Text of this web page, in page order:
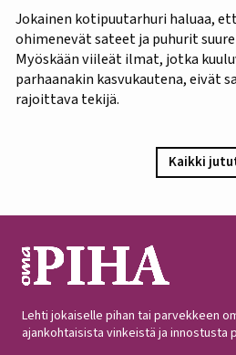
Jokainen kotipuutarhuri haluaa,
ohimenevät sateet ja puhurit
Myöskään viileät ilmat, jotka
parhaanakin kasvukautena, eivät
rajoittava tekijä.
Kaikki
Lehti jokaiselle pihan tai parvekkeen
ajankohtaisista vinkeistä ja innostusta